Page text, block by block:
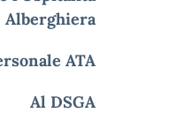
Alberghiera
ATA
Al DSGA